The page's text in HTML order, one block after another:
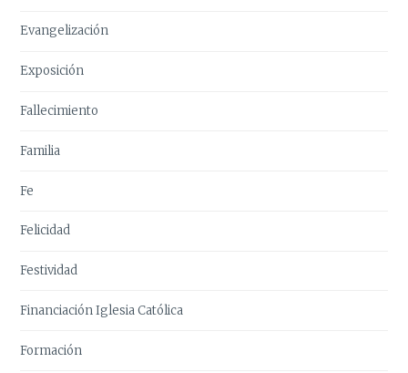
Evangelización
Exposición
Fallecimiento
Familia
Fe
Felicidad
Festividad
Financiación Iglesia Católica
Formación